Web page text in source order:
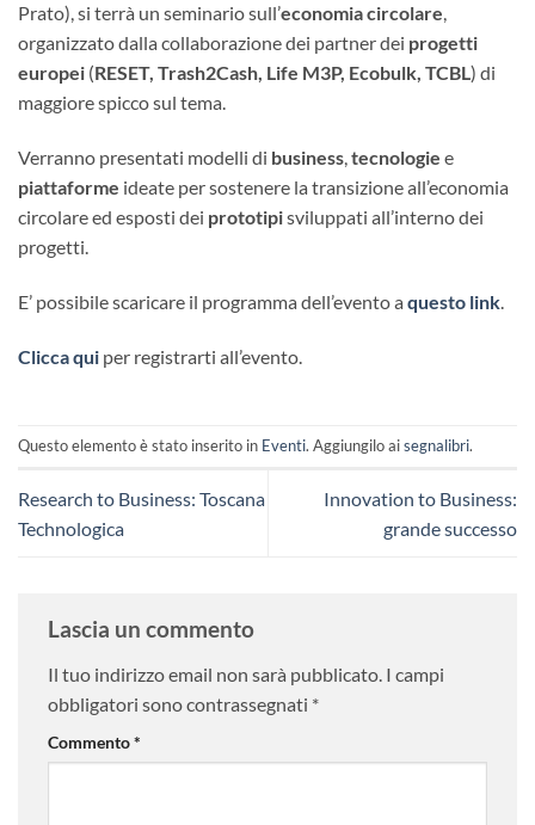
Prato), si terrà un seminario sull’economia circolare,
organizzato dalla collaborazione dei partner dei progetti
europei (RESET, Trash2Cash, Life M3P, Ecobulk, TCBL) di
maggiore spicco sul tema.
Verranno presentati modelli di business,tecnologie e
piattaforme ideate per sostenere la transizione all’economia
circolare ed esposti dei prototipisviluppati all’interno dei
progetti.
E’ possibile scaricare il programma dell’evento a questo link.
Clicca qui per registrarti all’evento.
Questo elemento è stato inserito in Eventi. Aggiungilo aisegnalibri.
Research to Business: Toscana
Technologica
Innovation to Business:
grande successo
Lascia un commento
Il tuo indirizzo email non sarà pubblicato. I campi
obbligatori sono contrassegnati *
Commento*